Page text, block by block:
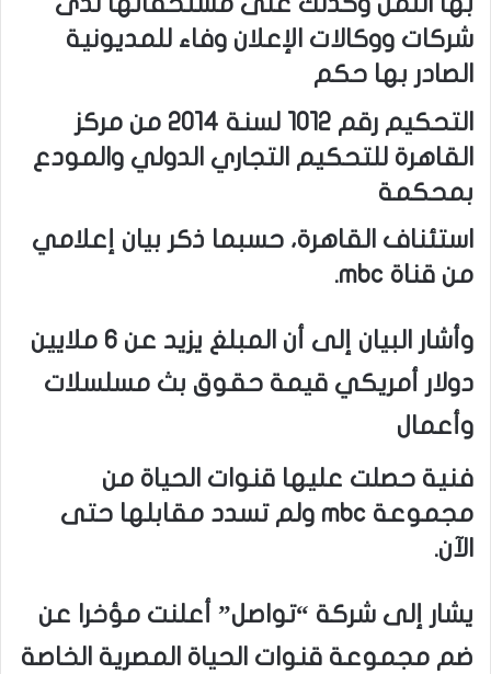
شركات ووكالات الإعلان وفاء للمديونية
الصادر بها حكم
التحكيم رقم 1012 لسنة 2014 من مركز
القاهرة للتحكيم التجاري الدولي والمودع
بمحكمة
استئناف القاهرة، حسبما ذكر بيان إعلامي
من قناة mbc.
وأشار البيان إلى أن المبلغ يزيد عن 6 ملايين
دولار أمريكي قيمة حقوق بث مسلسلات
وأعمال
فنية حصلت عليها قنوات الحياة من
مجموعة mbc ولم تسدد مقابلها حتى
الآن.
يشار إلى شركة “تواصل” أعلنت مؤخرا عن
ضم مجموعة قنوات الحياة المصرية الخاصة